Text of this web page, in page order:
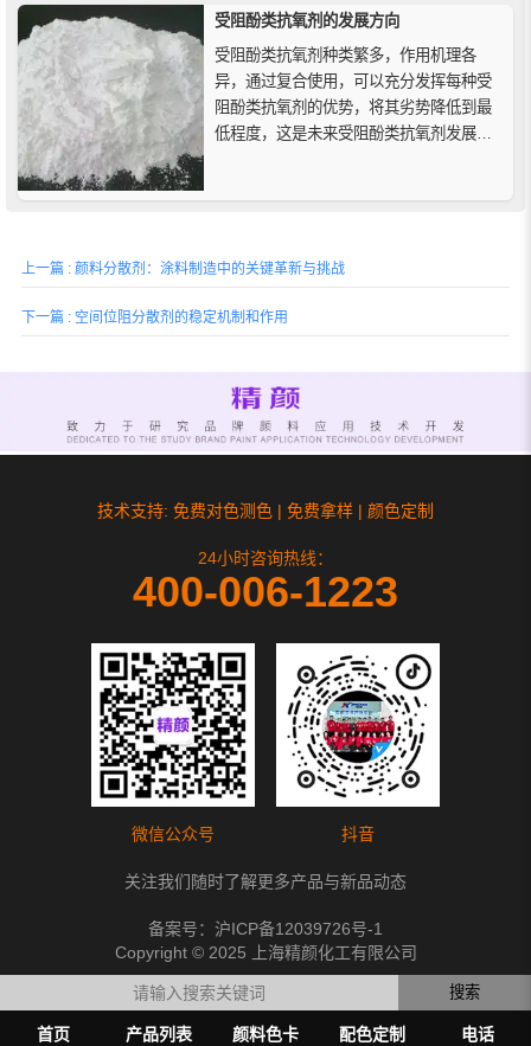
受阻酚类抗氧剂的发展方向
受阻酚类抗氧剂种类繁多，作用机理各
异，通过复合使用，可以充分发挥每种受
阻酚类抗氧剂的优势，将其劣势降低到最
低程度，这是未来受阻酚类抗氧剂发展的
上一篇 : 颜料分散剂：涂料制造中的关键革新与挑战
下一篇 : 空间位阻分散剂的稳定机制和作用
技术支持: 免费对色测色 | 免费拿样 | 颜色定制
24小时咨询热线：
400-006-1223
微信公众号 抖音
关注我们随时了解更多产品与新品动态
备案号： 沪ICP备12039726号-1
Copyright © 2025 上海精颜化工有限公司
搜索
首页 产品列表 颜料色卡 配色定制 电话